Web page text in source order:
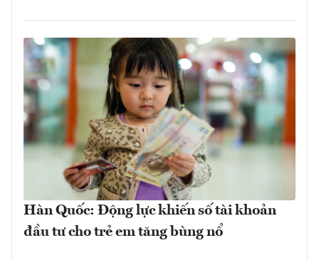
Hàn Quốc: Động lực khiến số tài khoản
đầu tư cho trẻ em tăng bùng nổ